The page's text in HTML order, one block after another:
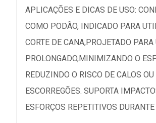
APLICAÇÕES E DICAS DE USO:
COMO PODÃO, INDICADO PARA
CORTE DE CANA,PROJETADO PARA
PROLONGADO,MINIMIZANDO O
REDUZINDO O RISCO DE CALOS OU
ESCORREGÕES. SUPORTA
ESFORÇOS REPETITIVOS DURANTE